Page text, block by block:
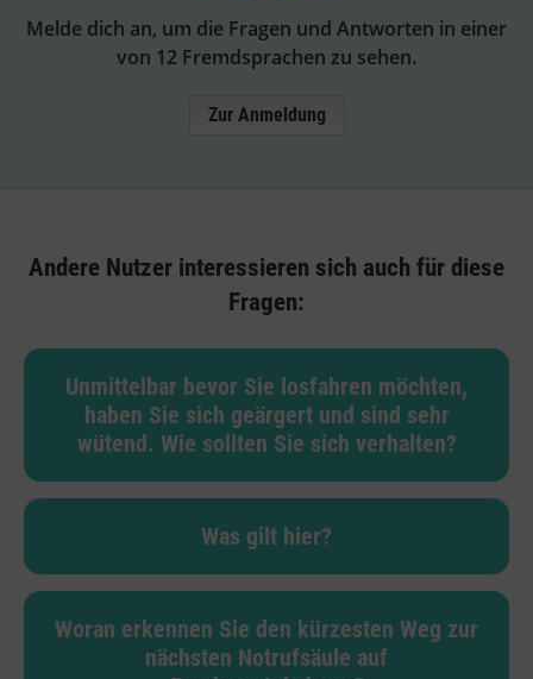
Melde dich an, um die Fragen und Antworten in einer
von 12 Fremdsprachen zu sehen.
Zur Anmeldung
Andere Nutzer interessieren sich auch für diese
Fragen:
Unmittelbar bevor Sie losfahren möchten,
haben Sie sich geärgert und sind sehr
wütend. Wie sollten Sie sich verhalten?
Was gilt hier?
Woran erkennen Sie den kürzesten Weg zur
nächsten Notrufsäule auf